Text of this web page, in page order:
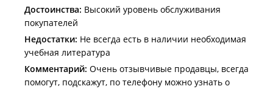
Достоинства: Высокий уровень обслуживания
покупателей
Недостатки: Не всегда есть в наличии необходимая
учебная литература
Комментарий: Очень отзывчивые продавцы, всегда
помогут, подскажут, по телефону можно узнать о